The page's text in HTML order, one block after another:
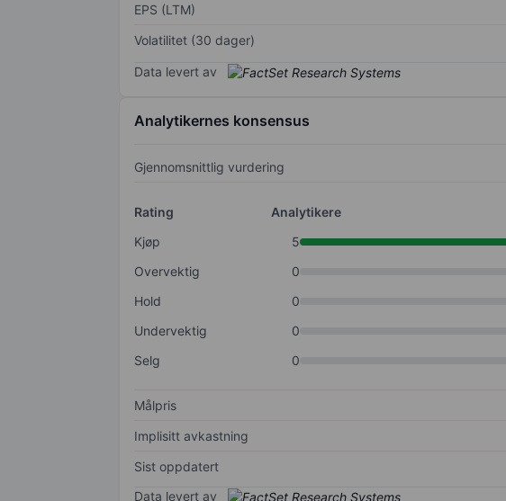
EPS (LTM)
Volatilitet (30 dager)
Data levert av
Analytikernes konsensus
Gjennomsnittlig vurdering
Rating
Analytikere
Kjøp
5
Overvektig
0
Hold
0
Undervektig
0
Selg
0
Målpris
Implisitt avkastning
Sist oppdatert
Data levert av